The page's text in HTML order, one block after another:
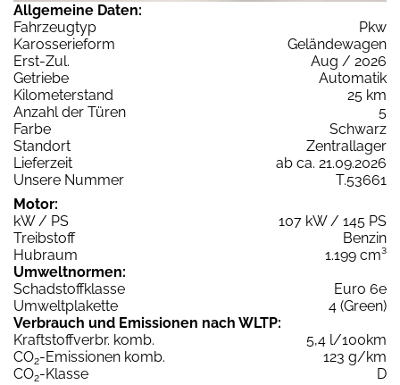
Allgemeine Daten:
Fahrzeugtyp
Pkw
Karosserieform
Geländewagen
Erst-Zul.
Aug / 2026
Getriebe
Automatik
Kilometerstand
25 km
Anzahl der Türen
5
Farbe
Schwarz
Standort
Zentrallager
Lieferzeit
ab ca. 21.09.2026
Unsere Nummer
T.53661
Motor:
kW / PS
107 kW / 145 PS
Treibstoff
Benzin
Hubraum
1.199 cm³
Umweltnormen:
Schadstoffklasse
Euro 6e
Umweltplakette
4 (Green)
Verbrauch und Emissionen nach WLTP:
Kraftstoffverbr. komb.
5,4 l/100km
CO2-Emissionen komb.
123 g/km
CO2-Klasse
D